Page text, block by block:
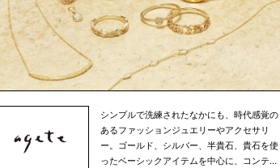
シンプルで洗練されたなかにも、時代感覚の
あるファッションジュエリーやアクセサリ
ー。ゴールド、シルバー、半貴石、貴石を使
ったベーシックアイテムを中心に、コンテン